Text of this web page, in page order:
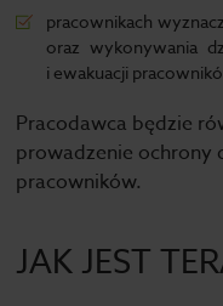
pracownikach
oraz wykonywania
i ewakuacji
Pracodawca będzie
prowadzenie ochrony
pracowników.
JAK JEST